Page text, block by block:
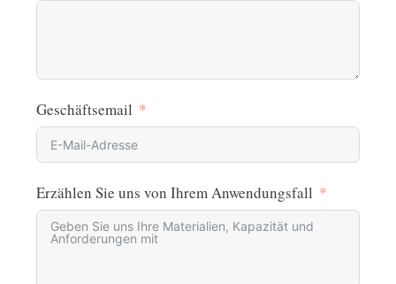
Geschäftsemail
Erzählen Sie uns von Ihrem Anwendungsfall